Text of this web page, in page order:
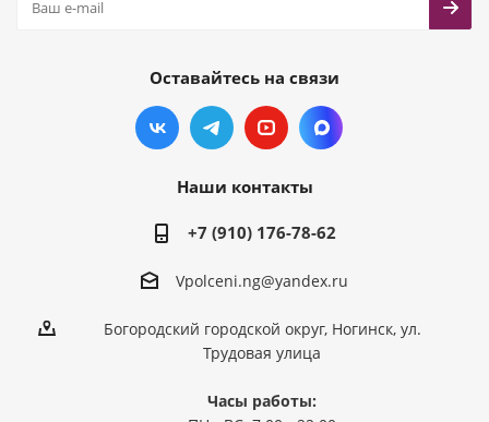
Оставайтесь на связи
Наши контакты
+7 (910) 176-78-62
Vpolceni.ng@yandex.ru
Богородский городской округ, Ногинск, ул.
Трудовая улица
Часы работы: